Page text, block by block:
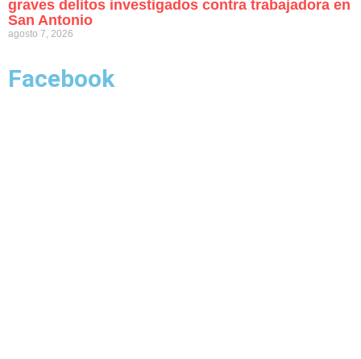
graves delitos investigados contra trabajadora en
San Antonio
agosto 7, 2026
Facebook